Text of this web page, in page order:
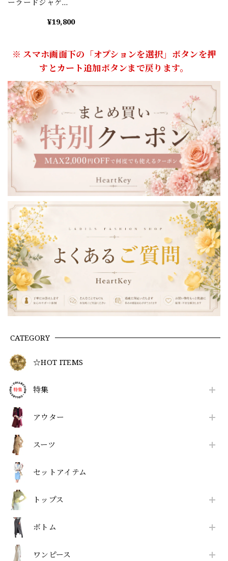
CATEGORY
☆HOT ITEMS
特集
アウター
スーツ
セットアイテム
トップス
ボトム
ワンピース
ートセットアップ
¥19,800
※ スマホ画面下の「オプションを選択」ボタンを押
すとカート追加ボタンまで戻ります。